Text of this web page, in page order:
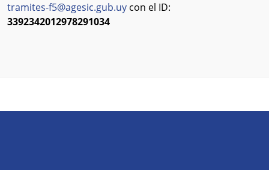
tramites-f5@agesic.gub.uy con el ID:
3392342012978291034